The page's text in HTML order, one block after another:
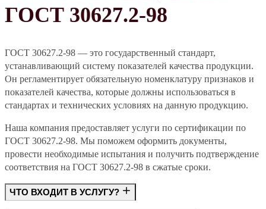
ГОСТ 30627.2-98
ГОСТ 30627.2-98 — это государственный стандарт,
устанавливающий систему показателей качества продукции.
Он регламентирует обязательную номенклатуру признаков и
показателей качества, которые должны использоваться в
стандартах и технических условиях на данную продукцию.
Наша компания предоставляет услуги по сертификации по
ГОСТ 30627.2-98. Мы поможем оформить документы,
провести необходимые испытания и получить подтверждение
соответствия на ГОСТ 30627.2-98 в сжатые сроки.
ЧТО ВХОДИТ В УСЛУГУ?